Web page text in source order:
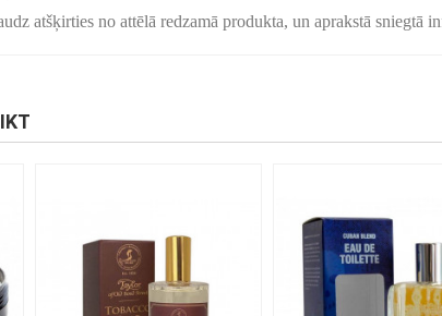
atšķirties no attēlā redzamā produkta, un aprakstā sniegtā